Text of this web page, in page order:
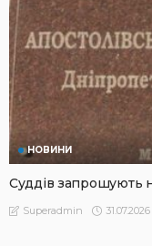
НОВИНИ
Суддів запрошують
Superadmin 31.07.2026